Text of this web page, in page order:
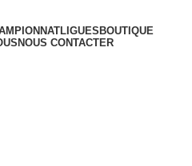
LIGUES BOUTIQUE
NOUS CONTACTER